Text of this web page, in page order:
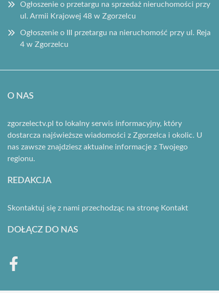
Ogłoszenie o przetargu na sprzedaż nieruchomości przy
ul. Armii Krajowej 48 w Zgorzelcu
Ogłoszenie o III przetargu na nieruchomość przy ul. Reja
4 w Zgorzelcu
O NAS
zgorzelectv.pl to lokalny serwis informacyjny, który
dostarcza najświeższe wiadomości z Zgorzelca i okolic. U
nas zawsze znajdziesz aktualne informacje z Twojego
regionu.
REDAKCJA
Skontaktuj się z nami przechodząc na stronę Kontakt
DOŁĄCZ DO NAS